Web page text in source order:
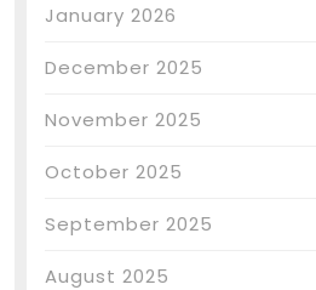
January 2026
December 2025
November 2025
October 2025
September 2025
August 2025